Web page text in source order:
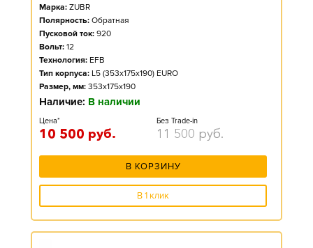
Марка: ZUBR
Полярность: Обратная
Пусковой ток: 920
Вольт: 12
Технология: EFB
Тип корпуса: L5 (353x175x190) EURO
Размер, мм: 353x175x190
Наличие: В наличии
Цена*
10 500 руб.
Без Trade-in
11 500 руб.
В КОРЗИНУ
В 1 клик